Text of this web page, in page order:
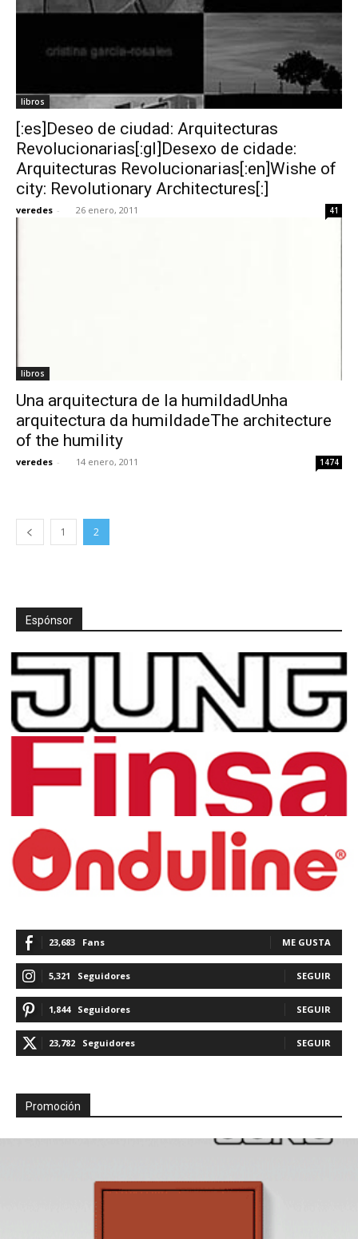
libros
[:es]Deseo de ciudad: Arquitecturas
Revolucionarias[:gl]Desexo de cidade:
Arquitecturas Revolucionarias[:en]Wishe of
city: Revolutionary Architectures[:]
veredes - 26 enero, 2011 41
libros
Una arquitectura de la humildadUnha
arquitectura da humildadeThe architecture
of the humility
veredes - 14 enero, 2011 1474
1 2
Espónsor
23,683 Fans ME GUSTA
5,321 Seguidores SEGUIR
1,844 Seguidores SEGUIR
23,782 Seguidores SEGUIR
Promoción